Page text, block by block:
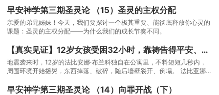
早安神学第三期圣灵论 （15）圣灵的主权分配
亲爱的弟兄姊妹！今天，我们要探讨一个极其重要、能彻底释放你心灵的
课题：圣灵的主权分配——为什么我们的成长节奏不同。
【真实见证】12岁女孩受困32小时，靠祷告得平安、获救时在微笑
地震袭来时，12岁的法比安娜·布兰科独自在公寓里，不料短短几秒内，
周围环境开始摇晃，东西掉落、破碎，随后墙壁裂开、倒塌。 法比亚娜当
早安神学第三期圣灵论 （14）向罪开战（下）